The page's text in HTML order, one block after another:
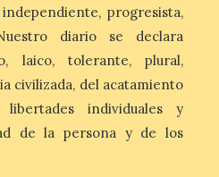
nos la
iniciativa
progresista,
diario se declara
laico, tolerante, plural,
civilizada, del acatamiento
individuales y
de la persona y de los